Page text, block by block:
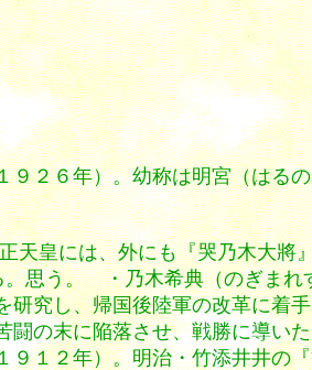
２６年）。幼称は明宮（はる
皇には、外にも『哭乃木大將
思う。 ・乃木希典（のぎまれ
究し、帰国後陸軍の改革に着
の末に陥落させ、戦勝に導い
１２年）。明治・竹添井井の